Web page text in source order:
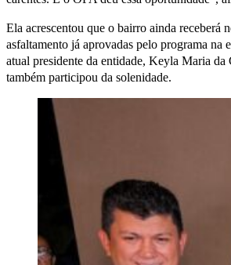
Ela acrescentou que o bairro ainda receberá
asfaltamento já aprovadas pelo programa na
atual presidente da entidade, Keyla Maria da
também participou da solenidade.